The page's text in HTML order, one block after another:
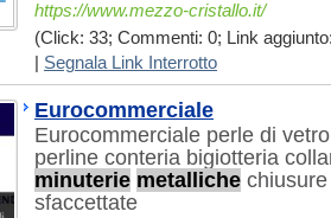
https://www.mezzo-cristallo.it/
(Click: 33; Commenti: 0; Link
Segnala Link Interrotto
Eurocommerciale
Eurocommerciale perle di
perline conteria bigiotteria
minuterie metalliche
sfaccettate